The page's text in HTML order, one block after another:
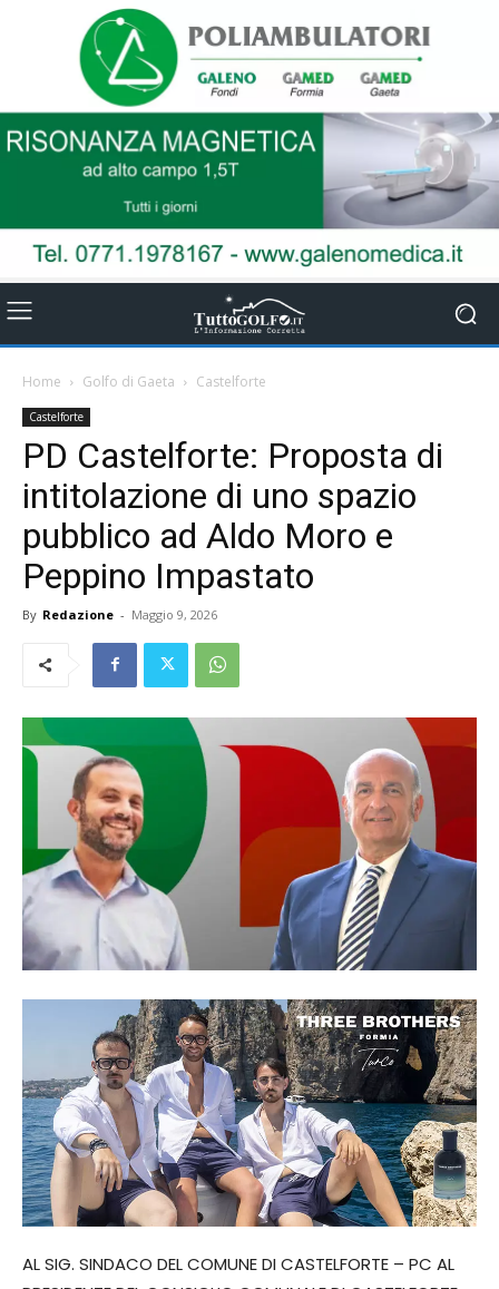
Home Golfo di Gaeta Castelforte
Castelforte
PD Castelforte: Proposta di
intitolazione di uno spazio
pubblico ad Aldo Moro e
Peppino Impastato
By Redazione - Maggio 9, 2026
AL SIG. SINDACO DEL COMUNE DI CASTELFORTE – PC AL